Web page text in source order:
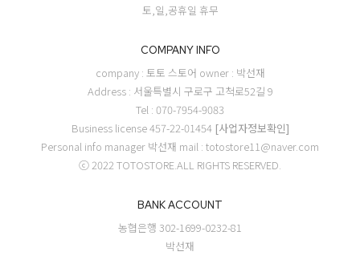
토,일,공휴일 휴무
COMPANY INFO
company : 토토 스토어 owner : 박선재
Address : 서울특별시 구로구 고척로52길 9
Tel : 070-7954-9083
Business license 457-22-01454 [사업자정보확인]
Personal info manager 박선재 mail : totostore11@naver.com
ⓒ 2022 TOTOSTORE.ALL RIGHTS RESERVED.
BANK ACCOUNT
농협은행 302-1699-0232-81
박선재